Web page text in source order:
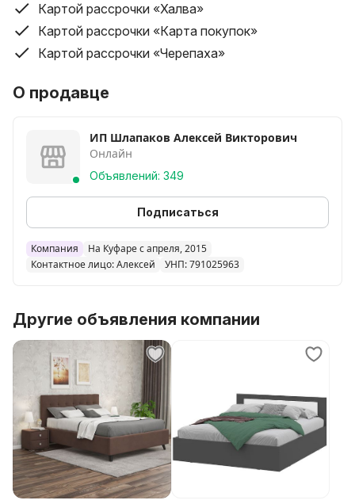
Картой рассрочки «Халва»
Картой рассрочки «Карта покупок»
Картой рассрочки «Черепаха»
О продавце
ИП Шлапаков Алексей Викторович
Онлайн
Объявлений: 349
Подписаться
Компания
На Куфаре с апреля, 2015
Контактное лицо: Алексей
УНП: 791025963
Другие объявления компании